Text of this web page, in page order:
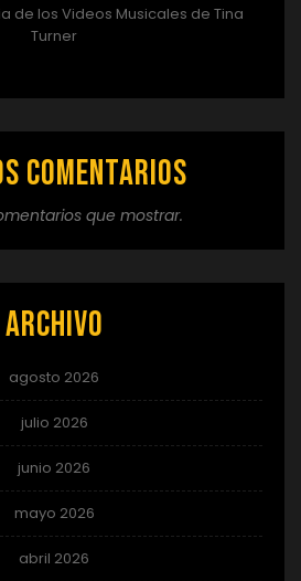
de los Videos Musicales de Tina
Turner
comentarios
que mostrar.
Archivo
agosto 2026
julio 2026
junio 2026
mayo 2026
abril 2026